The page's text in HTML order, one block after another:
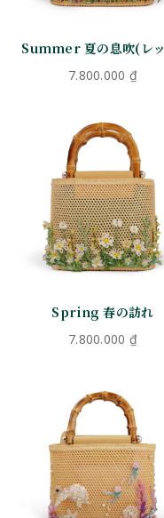
Summer 夏の息吹(レ
7.800.000 ₫
Spring 春の訪れ
7.800.000 ₫